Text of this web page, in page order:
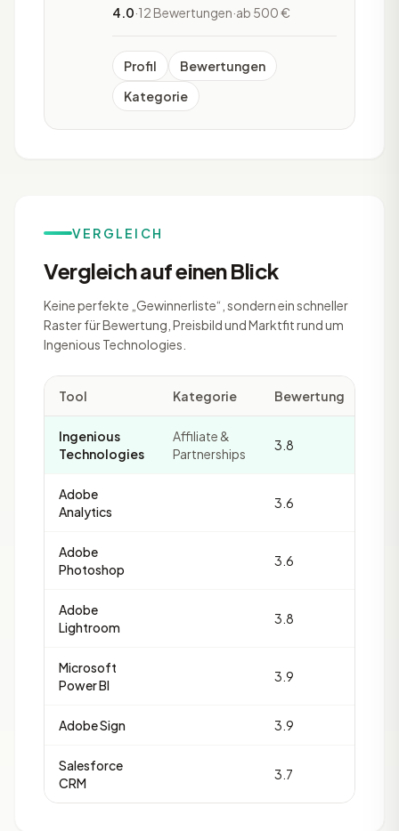
entwickelt wurde. Dadurch bietet sich
Kampagnen, Ressourcen, Analysen
und Kunden
4.0·12 Bewertungen·ab 500 €
Profil
Bewertungen
Kategorie
VERGLEICH
Vergleich auf einen Blick
Keine perfekte „Gewinnerliste“, sondern ein schneller
Raster für Bewertung, Preisbild und Marktfit rund um
Ingenious Technologies.
Tool Kategorie Bewertung
Ingenious
Technologies
Affiliate &
Partnerships
3.8
Adobe
Analytics
3.6
Adobe
Photoshop
3.6
Adobe
Lightroom
3.8
Microsoft
Power BI
3.9
Adobe Sign 3.9
Salesforce
CRM
3.7